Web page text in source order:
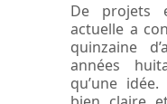
De projets
actuelle a
quinzaine
années
qu’une